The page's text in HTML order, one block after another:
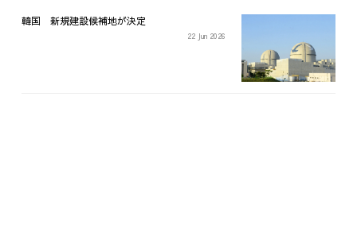
韓国 新規建設候補地が決定
22 Jun 2026